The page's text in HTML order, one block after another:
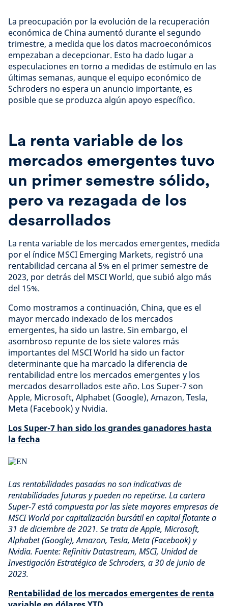
La preocupación por la evolución de la recuperación
económica de China aumentó durante el segundo
trimestre, a medida que los datos macroeconómicos
empezaban a decepcionar. Esto ha dado lugar a
especulaciones en torno a medidas de estímulo en las
últimas semanas, aunque el equipo económico de
Schroders no espera un anuncio importante, es
posible que se produzca algún apoyo específico.
La renta variable de los
mercados emergentes tuvo
un primer semestre sólido,
pero va rezagada de los
desarrollados
La renta variable de los mercados emergentes, medida
por el índice MSCI Emerging Markets, registró una
rentabilidad cercana al 5% en el primer semestre de
2023, por detrás del MSCI World, que subió algo más
del 15%.
Como mostramos a continuación, China, que es el
mayor mercado indexado de los mercados
emergentes, ha sido un lastre. Sin embargo, el
asombroso repunte de los siete valores más
importantes del MSCI World ha sido un factor
determinante que ha marcado la diferencia de
rentabilidad entre los mercados emergentes y los
mercados desarrollados este año. Los Super-7 son
Apple, Microsoft, Alphabet (Google), Amazon, Tesla,
Meta (Facebook) y Nvidia.
Los Super-7 han sido los grandes ganadores hasta
la fecha
Las rentabilidades pasadas no son indicativas de
rentabilidades futuras y pueden no repetirse. La cartera
Super-7 está compuesta por las siete mayores empresas de
MSCI World por capitalización bursátil en capital flotante a
31 de diciembre de 2021. Se trata de Apple, Microsoft,
Alphabet (Google), Amazon, Tesla, Meta (Facebook) y
Nvidia. Fuente: Refinitiv Datastream, MSCI, Unidad de
Investigación Estratégica de Schroders, a 30 de junio de
2023.
Rentabilidad de los mercados emergentes de renta